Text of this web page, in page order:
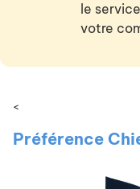
le
votre
<
Préférence